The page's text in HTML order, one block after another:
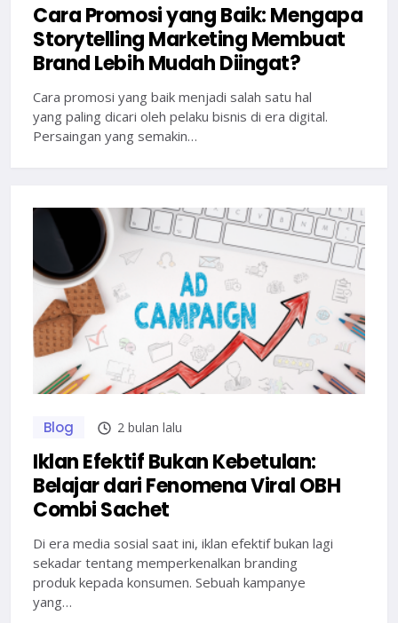
Cara Promosi yang Baik: Mengapa
Storytelling Marketing Membuat
Brand Lebih Mudah Diingat?
Cara promosi yang baik menjadi salah satu hal
yang paling dicari oleh pelaku bisnis di era digital.
Persaingan yang semakin…
Blog 2 bulan lalu
Iklan Efektif Bukan Kebetulan:
Belajar dari Fenomena Viral OBH
Combi Sachet
Di era media sosial saat ini, iklan efektif bukan lagi
sekadar tentang memperkenalkan branding
produk kepada konsumen. Sebuah kampanye
yang…